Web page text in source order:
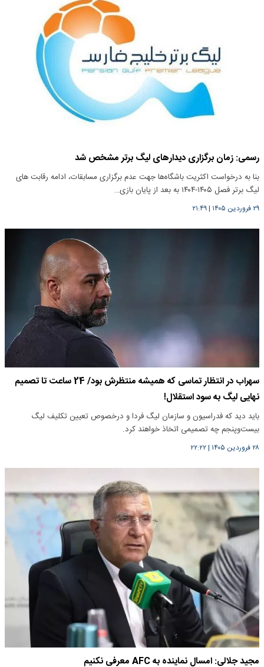
رسمی: زمان برگزاری دیدارهای لیگ برتر مشخص شد
بنا به درخواست اکثریت باشگاه‌ها جهت عدم برگزاری مسابقات، ادامه رقابت های
لیگ برتر فصل ۱۴۰۵-۱۴۰۴ به بعد از پایان بازی…
۲۹ فروردین ۱۴۰۵ |۲۱:۴۹
سهراب در انتظار تماسی که همیشه منتظرش بود/ 24 ساعت تا تصمیم
نهایی لیگ به سود استقلال!
باید دید که فدراسیون و سازمان لیگ فردا و درخصوص تعیین تکلیف لیگ
بیست‌و‌پنجم چه تصمیمی اتخاذ خواهند کرد.
۲۸ فروردین ۱۴۰۵ |۲۲:۲۲
مجید جلالی: امسال نماینده به AFC معرفی نکنیم